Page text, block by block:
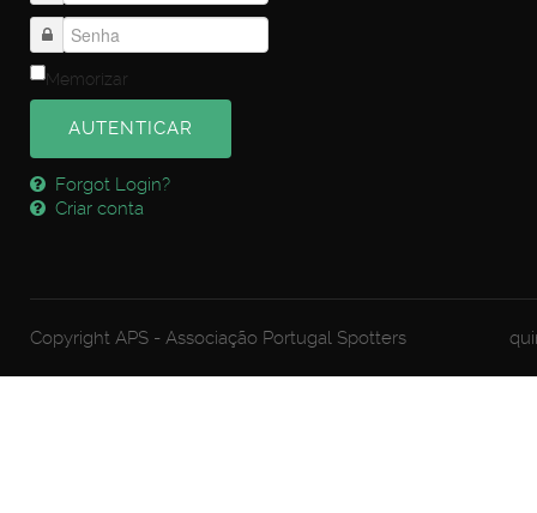
Memorizar
AUTENTICAR
Forgot Login?
Criar conta
Copyright APS - Associação Portugal Spotters